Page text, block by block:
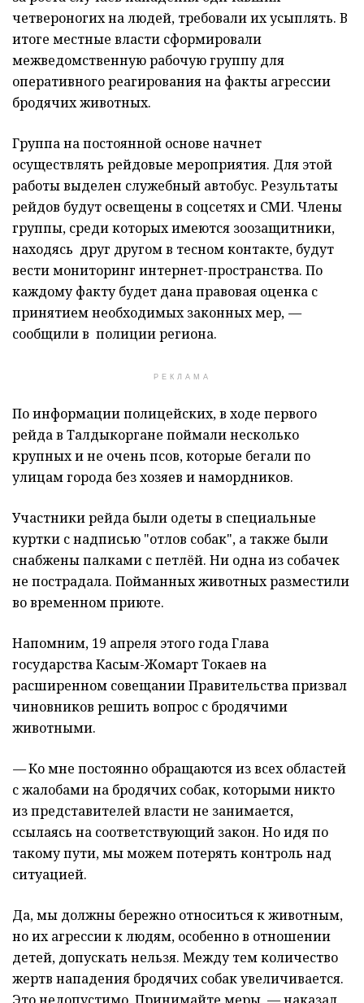
четвероногих на людей, требовали их усыплять. В
итоге местные власти сформировали
межведомственную рабочую группу для
оперативного реагирования на факты агрессии
бродячих животных.
Группа на постоянной основе начнет
осуществлять рейдовые мероприятия. Для этой
работы выделен служебный автобус. Результаты
рейдов будут освещены в соцсетях и СМИ. Члены
группы, среди которых имеются зоозащитники,
находясь друг другом в тесном контакте, будут
вести мониторинг интернет-пространства. По
каждому факту будет дана правовая оценка с
принятием необходимых законных мер, —
сообщили в полиции региона.
РЕКЛАМА
По информации полицейских, в ходе первого
рейда в Талдыкоргане поймали несколько
крупных и не очень псов, которые бегали по
улицам города без хозяев и намордников.
Участники рейда были одеты в специальные
куртки с надписью "отлов собак", а также были
снабжены палками с петлёй. Ни одна из собачек
не пострадала. Пойманных животных разместили
во временном приюте.
Напомним, 19 апреля этого года Глава
государства Касым-Жомарт Токаев на
расширенном совещании Правительства призвал
чиновников решить вопрос с бродячими
животными.
—Ко мне постоянно обращаются из всех областей
с жалобами на бродячих собак, которыми никто
из представителей власти не занимается,
ссылаясь на соответствующий закон. Но идя по
такому пути, мы можем потерять контроль над
ситуацией.
Да, мы должны бережно относиться к животным,
но их агрессии к людям, особенно в отношении
детей, допускать нельзя. Между тем количество
жертв нападения бродячих собак увеличивается.